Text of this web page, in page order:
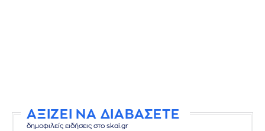
ΑΞΙΖΕΙ ΝΑ ΔΙΑΒΑΣΕΤΕ
δημοφιλείς ειδήσεις στο skai.gr